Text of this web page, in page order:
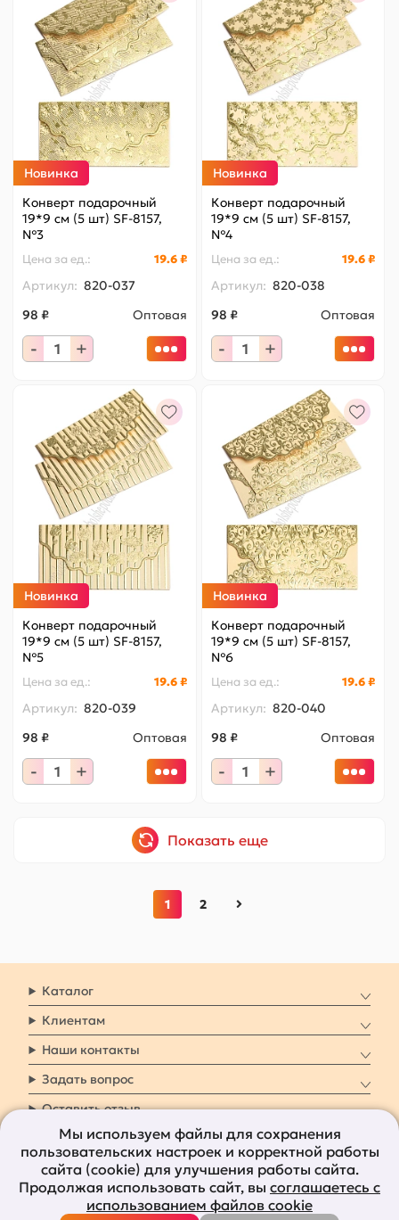
Новинка
Конверт подарочный
19*9 см (5 шт) SF-8157,
№3
Цена за ед.: 19.6 ₽
Артикул: 820-037
98 ₽
Оптовая
- +
Новинка
Конверт подарочный
19*9 см (5 шт) SF-8157,
№4
Цена за ед.: 19.6 ₽
Артикул: 820-038
98 ₽
Оптовая
- +
Новинка
Конверт подарочный
19*9 см (5 шт) SF-8157,
№5
Цена за ед.: 19.6 ₽
Артикул: 820-039
98 ₽
Оптовая
- +
Новинка
Конверт подарочный
19*9 см (5 шт) SF-8157,
№6
Цена за ед.: 19.6 ₽
Артикул: 820-040
98 ₽
Оптовая
- +
Показать еще
1 2
Каталог
Клиентам
Наши контакты
Задать вопрос
Оставить отзыв
8 800 7009 161 Заказать звонок
Наши социальные
сети
Мы используем файлы для сохранения
пользовательских настроек и корректной работы
сайта (cookie) для улучшения работы сайта.
Продолжая использовать сайт, вы соглашаетесь с
использованием файлов cookie